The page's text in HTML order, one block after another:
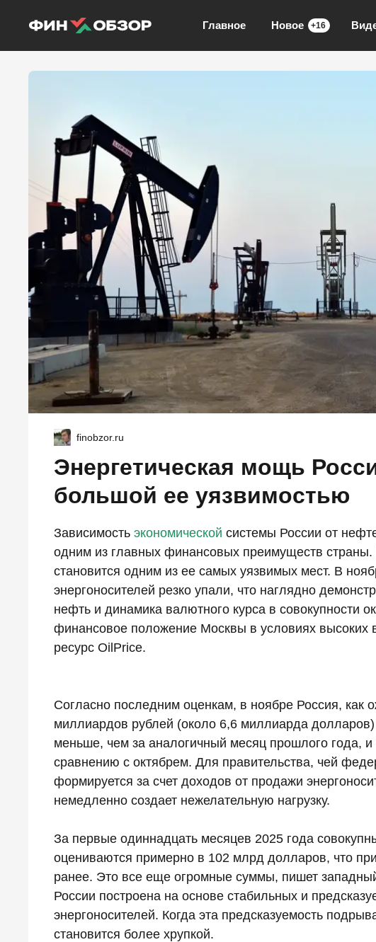
Главное Новое +16
finobzor.ru
Энергетическая мощь
большой ее уязвимостью
Зависимость экономической системы России от
одним из главных финансовых преимуществ
становится одним из ее самых уязвимых мест. В
энергоносителей резко упали, что наглядно
нефть и динамика валютного курса в совокупности
финансовое положение Москвы в условиях высоких
ресурс OilPrice.
Согласно последним оценкам, в ноябре Россия, как
миллиардов рублей (около 6,6 миллиарда
меньше, чем за аналогичный месяц прошлого года,
сравнению с октябрем. Для правительства, чей
формируется за счет доходов от продажи
немедленно создает нежелательную нагрузку.
За первые одиннадцать месяцев 2025 года
оцениваются примерно в 102 млрд долларов, что
ранее. Это все еще огромные суммы, пишет
России построена на основе стабильных и
энергоносителей. Когда эта предсказуемость
становится более хрупкой.